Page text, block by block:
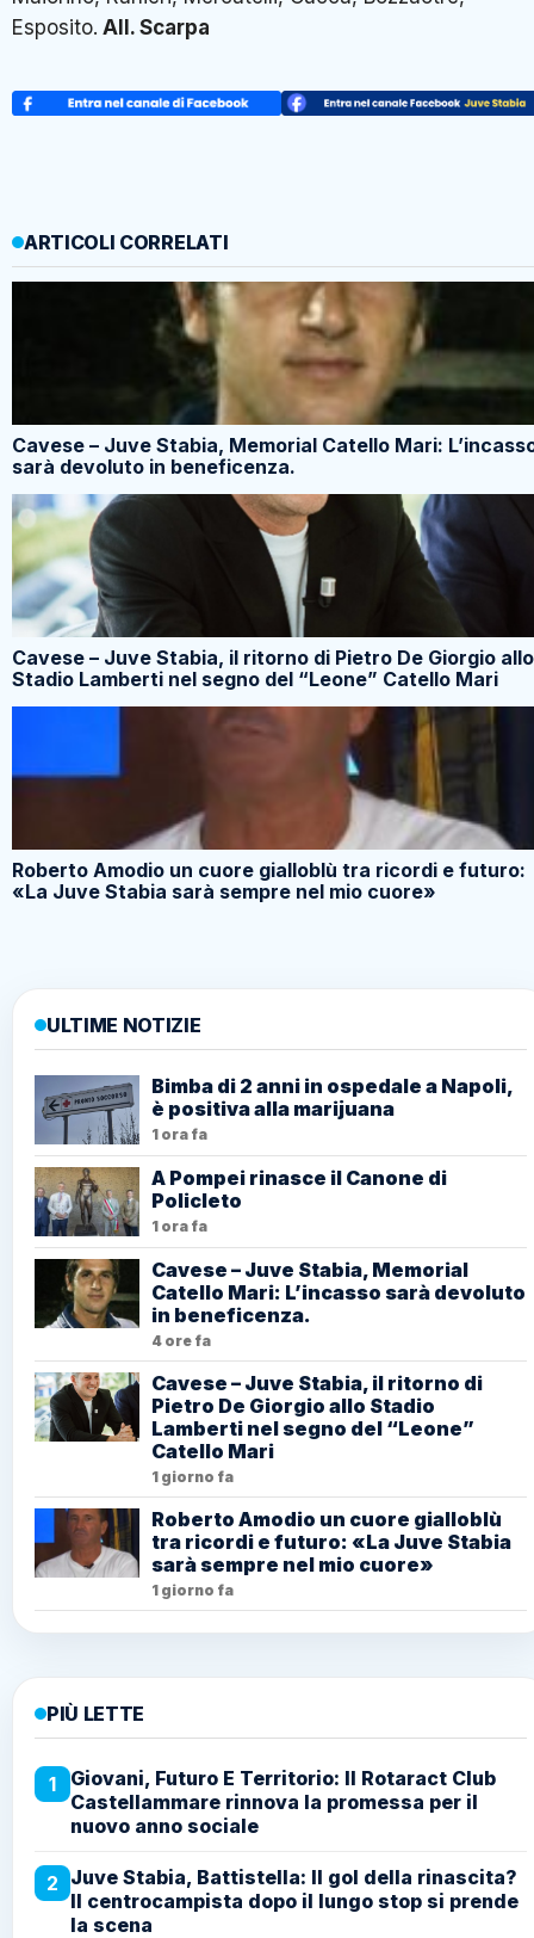
Esposito. All. Scarpa
ARTICOLI CORRELATI
Cavese – Juve Stabia, Memorial Catello Mari:
sarà devoluto in beneficenza.
Cavese – Juve Stabia, il ritorno di Pietro De Giorgio allo
Stadio Lamberti nel segno del “Leone” Catello Mari
Roberto Amodio un cuore gialloblù tra ricordi e futuro:
«La Juve Stabia sarà sempre nel mio cuore»
ULTIME NOTIZIE
Bimba di 2 anni in ospedale a Napoli,
è positiva alla marijuana
1 ora fa
A Pompei rinasce il Canone di
Policleto
1 ora fa
Cavese – Juve Stabia, Memorial
Catello Mari: L’incasso sarà devoluto
in beneficenza.
4 ore fa
Cavese – Juve Stabia, il ritorno di
Pietro De Giorgio allo Stadio
Lamberti nel segno del “Leone”
Catello Mari
1 giorno fa
Roberto Amodio un cuore gialloblù
tra ricordi e futuro: «La Juve Stabia
sarà sempre nel mio cuore»
1 giorno fa
PIÙ LETTE
1
Giovani, Futuro E Territorio: Il Rotaract Club
Castellammare rinnova la promessa per il
nuovo anno sociale
2 Juve Stabia, Battistella: Il gol della rinascita?
Il centrocampista dopo il lungo stop si prende
la scena